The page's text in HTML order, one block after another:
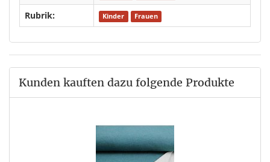
Rubrik: Kinder Frauen
Kunden kauften dazu folgende Produkte